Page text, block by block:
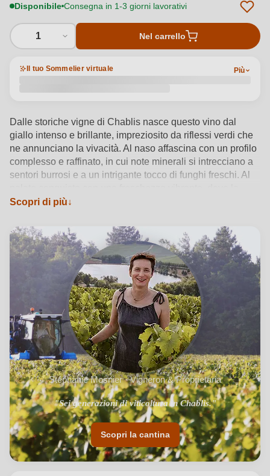
Disponibile Consegna in 1-3 giorni lavorativi
1 Nel carrello
Il tuo Sommelier virtuale Più
Dalle storiche vigne di Chablis nasce questo vino dal
giallo intenso e brillante, impreziosito da riflessi verdi che
ne annunciano la vivacità. Al naso affascina con un profilo
complesso e raffinato, in cui note minerali si intrecciano a
sentori burrosi e a un intrigante tocco di funghi freschi. Al
scorza di limone e il pompelmo si fondono
persistente. Strutturato ed elegante, regala un finale
profondo e perfettamente equilibrato, autentico emblema
del terroir di Chablis.Vedi dettagli del prodotto →
Scopri di più
Stéphanie Mosnier · Vigneron & Proprietaria
"Sei generazioni di viticoltura in Chablis."
Scopri la cantina